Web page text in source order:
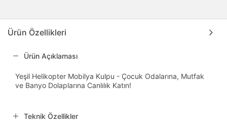
Ürün Özellikleri
Ürün Açıklaması
Yeşil Helikopter Mobilya Kulpu - Çocuk Odalarına, Mutfak
ve Banyo Dolaplarına Canlılık Katın!
Teknik Özellikler